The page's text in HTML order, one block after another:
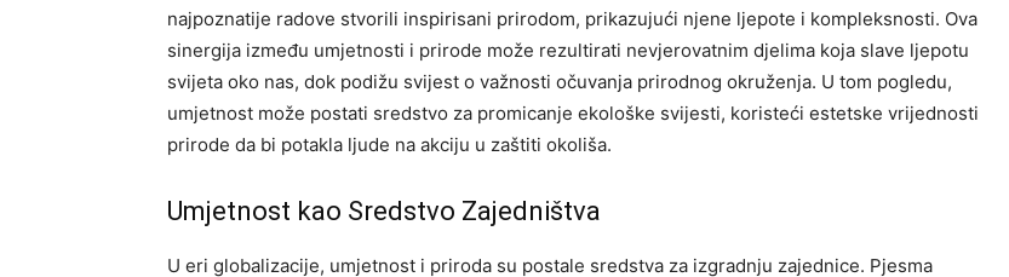
najpoznatije radove stvorili inspirisani prirodom, prikazujući njene ljepote i kompleksnosti. Ova
sinergija između umjetnosti i prirode može rezultirati nevjerovatnim djelima koja slave ljepotu
svijeta oko nas, dok podižu svijest o važnosti očuvanja prirodnog okruženja. U tom pogledu,
umjetnost može postati sredstvo za promicanje ekološke svijesti, koristeći estetske vrijednosti
prirode da bi potakla ljude na akciju u zaštiti okoliša.
Umjetnost kao Sredstvo Zajedništva
U eri globalizacije, umjetnost i priroda su postale sredstva za izgradnju zajednice. Pjesma